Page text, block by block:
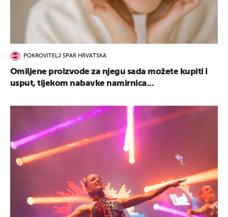
POKROVITELJ SPAR HRVATSKA
Omiljene proizvode za njegu sada možete kupiti i
usput, tijekom nabavke namirnica...